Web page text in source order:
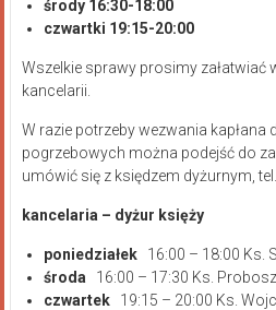
środy 16:30-18:00
czwartki 19:15-20:00
Wszelkie sprawy prosimy załatwiać
kancelarii.
W razie potrzeby wezwania
pogrzebowych można podejść do
umówić się z księdzem dyżurnym, tel.
kancelaria – dyżur księży
poniedziałek16:00 – 18:00 Ks.
środa 16:00 – 17:30 Ks.
czwartek19:15 – 20:00 Ks.